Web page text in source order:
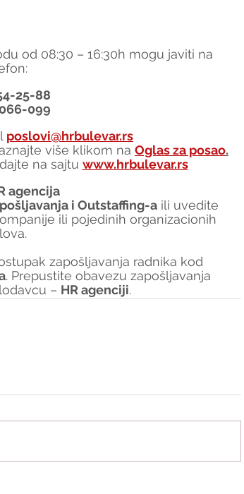
od 08:30 – 16:30h mogu javiti na
25-88
099
poslovi@hrbulevar.rs
više klikom na Oglas za posao.
na sajtu www.hrbulevar.rs
agencija
i Outstaffing-a ili uvedite
ili pojedinih organizacionih
zapošljavanja radnika kod
. Prepustite obavezu zapošljavanja
– HR agenciji.